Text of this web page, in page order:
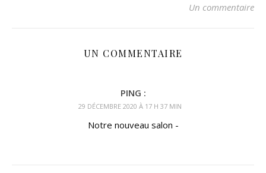
Un commentaire
UN COMMENTAIRE
PING :
29 DÉCEMBRE 2020 À 17 H 37 MIN
Notre nouveau salon -